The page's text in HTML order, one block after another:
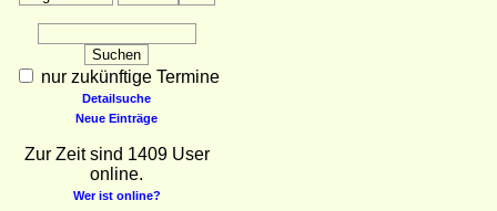
nur zukünftige Termine
Detailsuche
Neue Einträge
Zur Zeit sind 1409 User
online.
Wer ist online?